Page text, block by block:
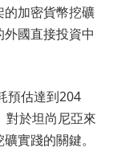
加密貨幣挖礦
國直接投資中
預估達到204
對於坦尚尼亞來
實踐的關鍵。